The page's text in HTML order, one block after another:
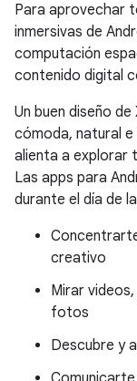
Para aprovechar
inmersivas de
computación
contenido digital
Un buen diseño
cómoda, natural
alienta a explorar
Las apps para
durante el día de
creativo
Mirar
fotos
Descubre y